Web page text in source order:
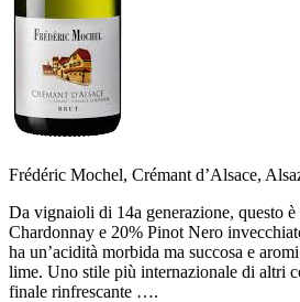
Frédéric Mochel, Crémant d’Alsace,
Da vignaioli di 14a generazione, questo
Chardonnay e 20% Pinot Nero
ha un’acidità morbida ma succosa e
lime. Uno stile più internazionale di altri
finale rinfrescante ….